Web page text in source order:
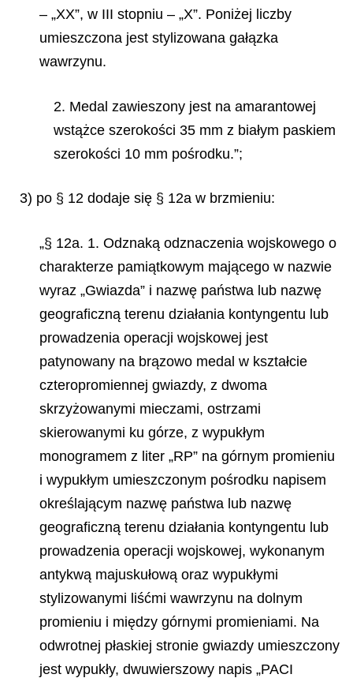
– „XX”, w III stopniu – „X”. Poniżej liczby
umieszczona jest stylizowana gałązka
wawrzynu.
2. Medal zawieszony jest na amarantowej
wstążce szerokości 35 mm z białym paskiem
szerokości 10 mm pośrodku.”;
3) po § 12 dodaje się § 12a w brzmieniu:
„§ 12a. 1. Odznaką odznaczenia wojskowego o
charakterze pamiątkowym mającego w nazwie
wyraz „Gwiazda” i nazwę państwa lub nazwę
geograficzną terenu działania kontyngentu lub
prowadzenia operacji wojskowej jest
patynowany na brązowo medal w kształcie
czteropromiennej gwiazdy, z dwoma
skrzyżowanymi mieczami, ostrzami
skierowanymi ku górze, z wypukłym
monogramem z liter „RP” na górnym promieniu
i wypukłym umieszczonym pośrodku napisem
określającym nazwę państwa lub nazwę
geograficzną terenu działania kontyngentu lub
prowadzenia operacji wojskowej, wykonanym
antykwą majuskułową oraz wypukłymi
stylizowanymi liśćmi wawrzynu na dolnym
promieniu i między górnymi promieniami. Na
odwrotnej płaskiej stronie gwiazdy umieszczony
jest wypukły, dwuwierszowy napis „PACI